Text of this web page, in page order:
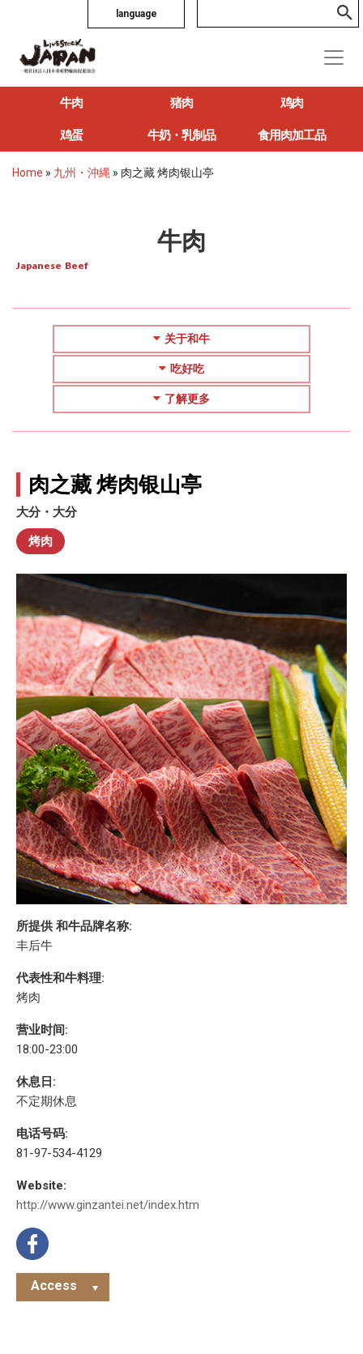
language
牛肉 猪肉 鸡肉
鸡蛋 牛奶・乳制品 食用肉加工品
Home » 九州・沖縄 » 肉之藏 烤肉银山亭
牛肉
Japanese Beef
关于和牛
吃好吃
了解更多
肉之藏 烤肉银山亭
大分・大分
烤肉
所提供 和牛品牌名称:
丰后牛
代表性和牛料理:
烤肉
营业时间:
18:00-23:00
休息日:
不定期休息
电话号码:
81-97-534-4129
Website:
http://www.ginzantei.net/index.htm
Access